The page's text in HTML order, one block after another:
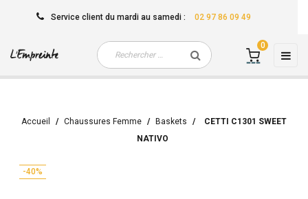
Service client du mardi au samedi : 02 97 86 09 49
☰
0
Accueil Chaussures Femme Baskets
CETTI C1301 SWEET
NATIVO
-40%